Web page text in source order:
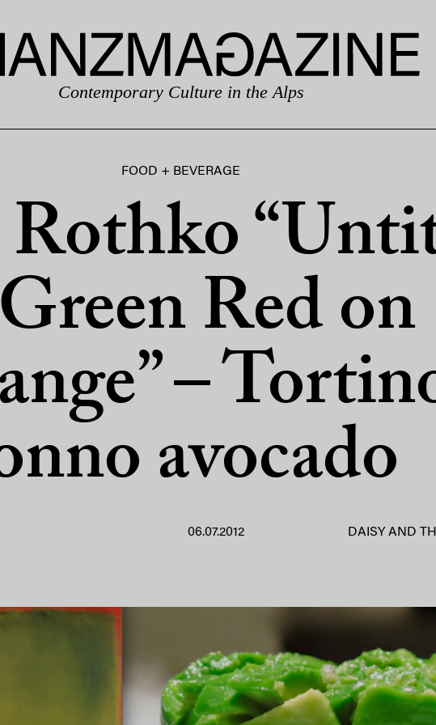
Contemporary Culture in the Alps
FOOD + BEVERAGE
Red on
–
avocado
06.07.2012 DAISY AND